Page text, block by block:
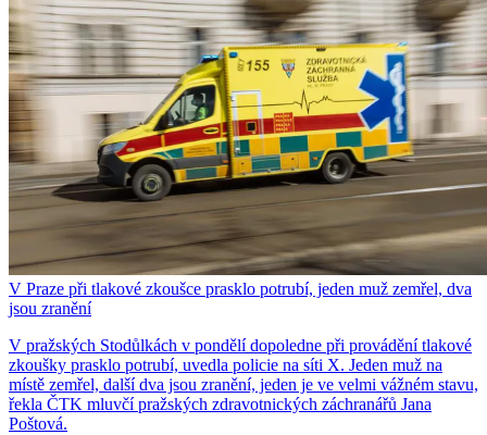
V Praze při tlakové zkoušce prasklo potrubí, jeden muž zemřel, dva
jsou zranění
V pražských Stodůlkách v pondělí dopoledne při provádění tlakové
zkoušky prasklo potrubí, uvedla policie na síti X. Jeden muž na
místě zemřel, další dva jsou zranění, jeden je ve velmi vážném stavu,
řekla ČTK mluvčí pražských zdravotnických záchranářů Jana
Poštová.